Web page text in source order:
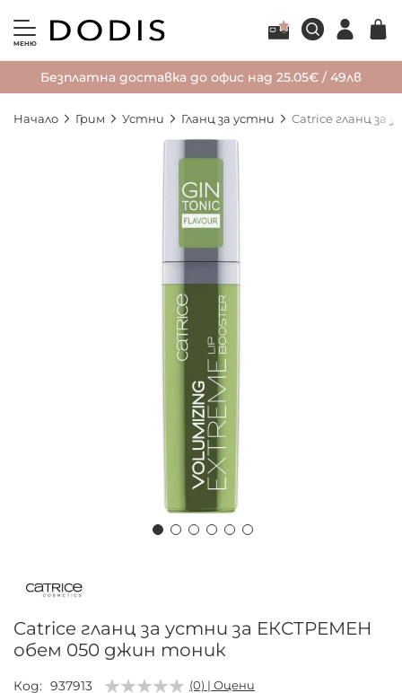
МЕНЮ
Безплатна доставка до офис над 25.05€ / 49лв
Начало Грим Устни Гланц за устни Catrice гланц за
началото
галерия
със
снимки
Catrice гланц за устни за ЕКСТРЕМЕН
обем 050 джин тоник
Код 937913 (0) | Оцени